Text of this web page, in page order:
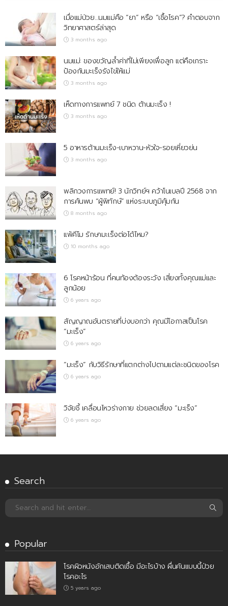
เมื่อแม่ป่วย…นมแม่คือ “ยา” หรือ “เชื้อโรค”? คำตอบจาก
วิทยาศาสตร์ล่าสุด
3 months ago
นมแม่: ของขวัญล้ำค่าที่ไม่เพียงเพื่อลูก แต่คือเกราะ
ป้องกันมะเร็งรังไข่ให้แม่
3 months ago
เห็ดทางการแพทย์ 7 ชนิด ต้านมะเร็ง !
3 months ago
5 อาหารต้านมะเร็ง-เบาหวาน-หัวใจ-รอยเหี่ยวย่น
3 months ago
พลิกวงการแพทย์! 3 นักวิทย์ฯ คว้าโนเบลปี 2568 จาก
การค้นพบ “ผู้พิทักษ์” แห่งระบบภูมิคุ้มกัน
8 months ago
แพ้คีโม รักษามะเร็งต่อได้ไหม?
10 months ago
6 โรคหน้าร้อน ที่คนท้องต้องระวัง เสี่ยงทั้งคุณแม่และ
ลูกน้อย
6 years ago
สัญญาณอันตรายที่บ่งบอกว่า คุณมีโอกาสเป็นโรค
“มะเร็ง”
6 years ago
“มะเร็ง” กับวิธีรักษาที่แตกต่างไปตามแต่ละชนิดของโรค
6 years ago
วิจัยชี้ เคลื่อนไหวร่างกาย ช่วยลดเสี่ยง “มะเร็ง”
6 years ago
Search
Popular
โรคผิวหนังอักเสบติดเชื้อ มีอะไรบ้าง ผื่นคันแบบนี้ป่วย
โรคอะไร
5 years ago